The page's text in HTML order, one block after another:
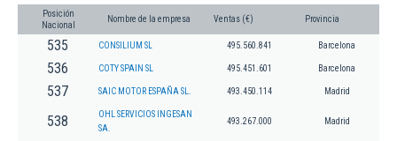
Posición
Nacional
Nombre de la empresa Ventas (€) Provincia
535 CONSILIUM SL 495.560.841 Barcelona
536 COTY SPAIN SL 495.451.601 Barcelona
537 SAIC MOTOR ESPAÑA SL. 493.450.114 Madrid
538
OHL SERVICIOS INGESAN
SA.
493.267.000 Madrid